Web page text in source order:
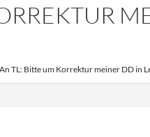
TL: Bitte um Korrektur meiner DD in